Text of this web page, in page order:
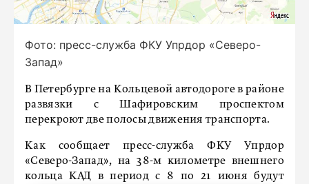
Фото: пресс-служба ФКУ Упрдор «Северо-
Запад»
В Петербурге на Кольцевой автодороге в районе
развязки с Шафировским проспектом
перекроют две полосы движения транспорта.
Как сообщает пресс-служба ФКУ Упрдор
«Северо-Запад», на 38-м километре внешнего
кольца КАД в период с 8 по 21 июня будут